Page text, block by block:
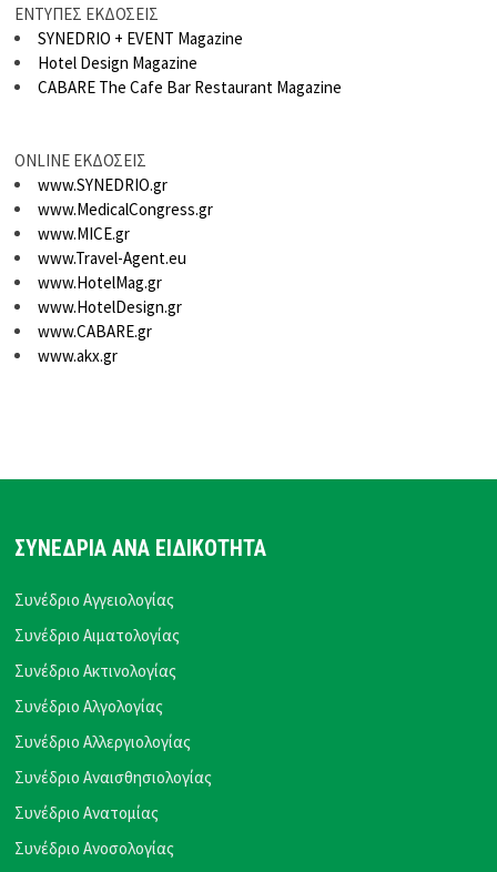
ΕΝΤΥΠΕΣ ΕΚΔΟΣΕΙΣ
SYNEDRIO + EVENT Magazine
Hotel Design Magazine
CABARE The Cafe Bar Restaurant Magazine
ONLINE ΕΚΔΟΣΕΙΣ
www.SYNEDRIO.gr
www.MedicalCongress.gr
www.MICE.gr
www.Travel-Agent.eu
www.HotelMag.gr
www.HotelDesign.gr
www.CABARE.gr
www.akx.gr
ΣΥΝΕΔΡΙΑ ΑΝΑ ΕΙΔΙΚΟΤΗΤΑ
Συνέδριο Αγγειολογίας
Συνέδριο Αιματολογίας
Συνέδριο Ακτινολογίας
Συνέδριο Αλγολογίας
Συνέδριο Αλλεργιολογίας
Συνέδριο Αναισθησιολογίας
Συνέδριο Ανατομίας
Συνέδριο Ανοσολογίας